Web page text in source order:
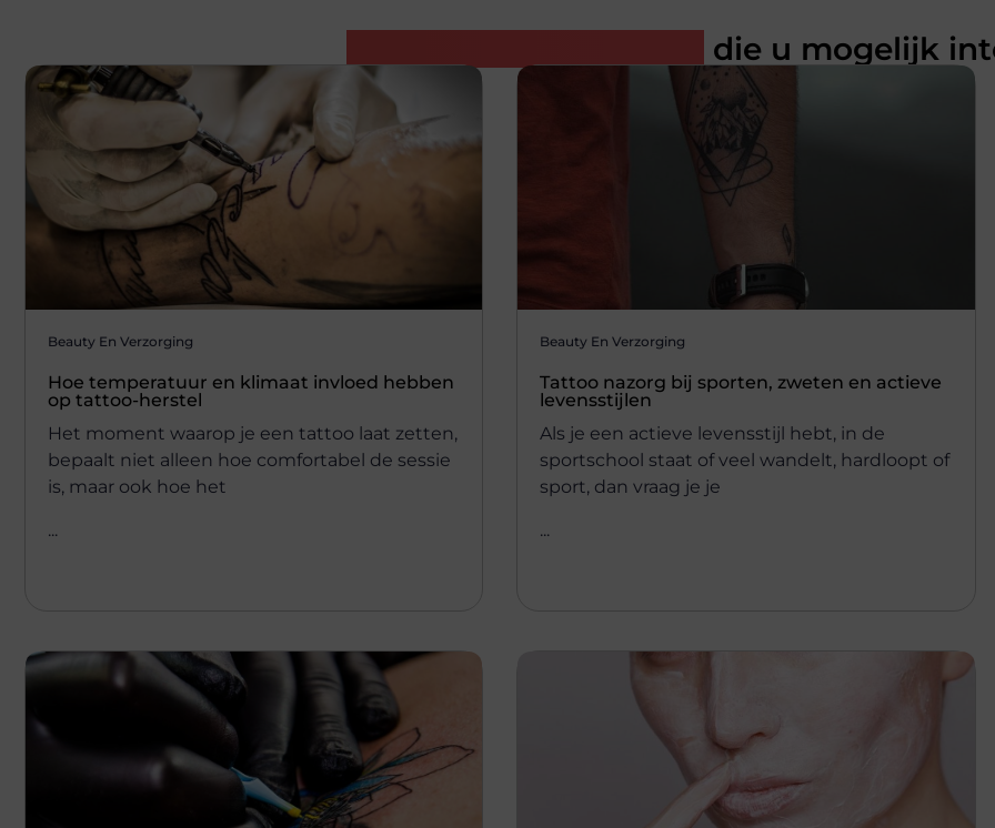
die u mogelijk
Beauty En Verzorging
Hoe temperatuur en klimaat invloed hebben
op tattoo-herstel
Het moment waarop je een tattoo laat zetten,
bepaalt niet alleen hoe comfortabel de sessie
is, maar ook hoe het
...
Beauty En Verzorging
Tattoo nazorg bij sporten, zweten en actieve
levensstijlen
Als je een actieve levensstijl hebt, in de
sportschool staat of veel wandelt, hardloopt of
sport, dan vraag je je
...